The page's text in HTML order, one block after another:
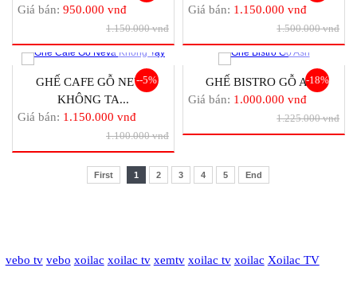
Giá bán: 950.000 vnđ
1.150.000 vnđ
Giá bán: 1.150.000 vnđ
1.500.000 vnđ
--5%
GHẾ CAFE GỖ NEVA
KHÔNG TA...
Giá bán: 1.150.000 vnđ
1.100.000 vnđ
-18%
GHẾ BISTRO GỖ ASH
Giá bán: 1.000.000 vnđ
1.225.000 vnđ
First 1 2 3 4 5 End
vebo tv vebo xoilac xoilac tv xemtv xoilac tv xoilac Xoilac TV